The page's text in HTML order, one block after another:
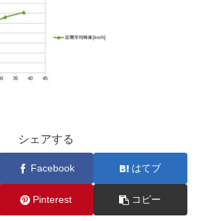
シェアする
Facebook はてブ
Pinterest コピー